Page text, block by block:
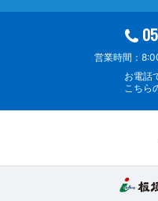
営業時間：
お電話
こちら